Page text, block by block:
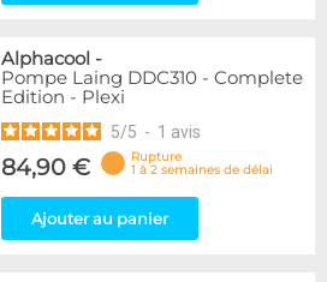
Alphacool -
Pompe Laing DDC310 - Complete
Edition - Plexi
5/5 - 1 avis
84,90 €
Rupture
1 à 2 semaines de délai
Ajouter au panier